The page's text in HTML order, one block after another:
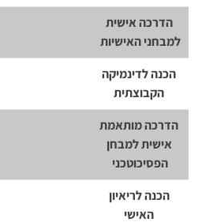
הדרכה אישית
למבחני האישיות
הכנה לדינמיקה
הקבוצתית
הדרכה מותאמת
אישית למבחן
הפסיכוטכני
הכנה לריאיון
האישי